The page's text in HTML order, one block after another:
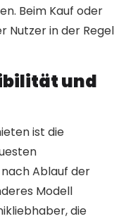
Beim Kauf oder
Nutzer in der Regel
und
ist die
Ablauf der
Modell
die